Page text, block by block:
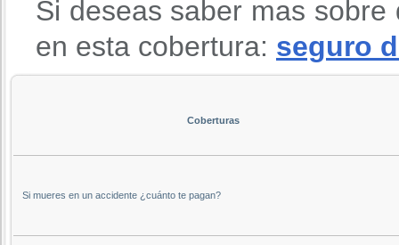
Si deseas saber mas
en esta cobertura: seguro
Coberturas
Si mueres en un accidente ¿cuánto te pagan?